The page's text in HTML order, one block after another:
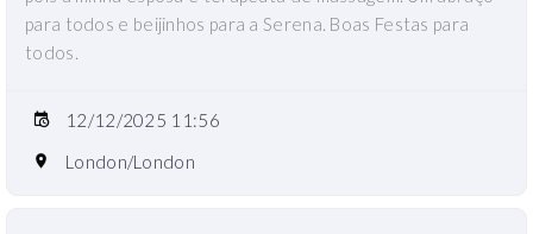
para todos e beijinhos para a Serena. Boas Festas para
todos.
12/12/2025 11:56
London/London